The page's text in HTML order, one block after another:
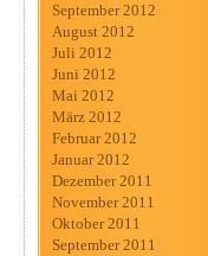
September 2012
August 2012
Juli 2012
Juni 2012
Mai 2012
März 2012
Februar 2012
Januar 2012
Dezember 2011
November 2011
Oktober 2011
September 2011